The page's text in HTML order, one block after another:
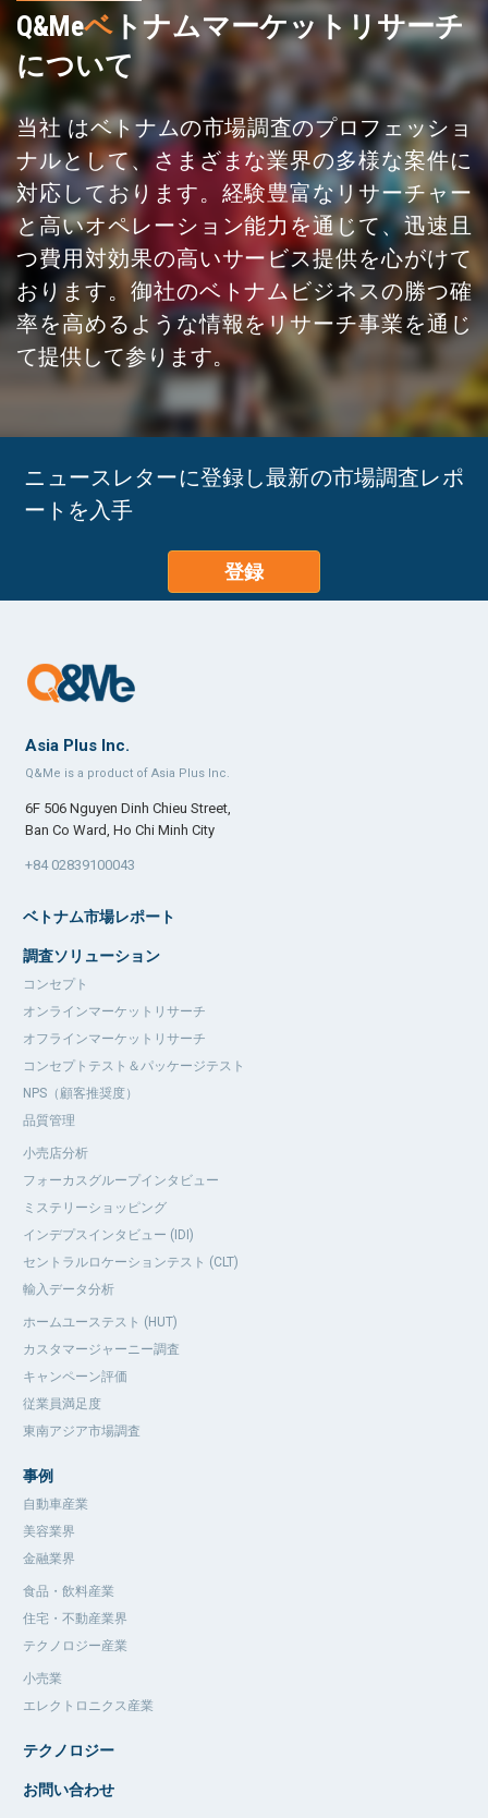
Q&Meベ トナムマーケットリサーチ
について
当社 はベトナムの市場調査のプロフェッショ
ナルとして、さまざまな業界の多様な案件に
対応しております。経験豊富なリサーチャー
と高いオペレーション能力を通じて、迅速且
つ費用対効果の高いサービス提供を心がけて
おります。御社のベトナムビジネスの勝つ確
率を高めるような情報をリサーチ事業を通じ
て提供して参ります。
ニュースレターに登録し最新の市場調査レポ
ートを入手
登録
Asia Plus Inc.
Q&Me is a product of Asia Plus Inc.
6F 506 Nguyen Dinh Chieu Street,
Ban Co Ward, Ho Chi Minh City
+84 02839100043
ベトナム市場レポート
調査ソリューション
コンセプト
オンラインマーケットリサーチ
オフラインマーケットリサーチ
コンセプトテスト＆パッケージテスト
NPS（顧客推奨度）
品質管理
小売店分析
フォーカスグループインタビュー
ミステリーショッピング
インデプスインタビュー (IDI)
セントラルロケーションテスト (CLT)
輸入データ分析
ホームユーステスト (HUT)
カスタマージャーニー調査
キャンペーン評価
従業員満足度
東南アジア市場調査
事例
自動車産業
美容業界
金融業界
食品・飲料産業
住宅・不動産業界
テクノロジー産業
小売業
エレクトロニクス産業
テクノロジー
お問い合わせ